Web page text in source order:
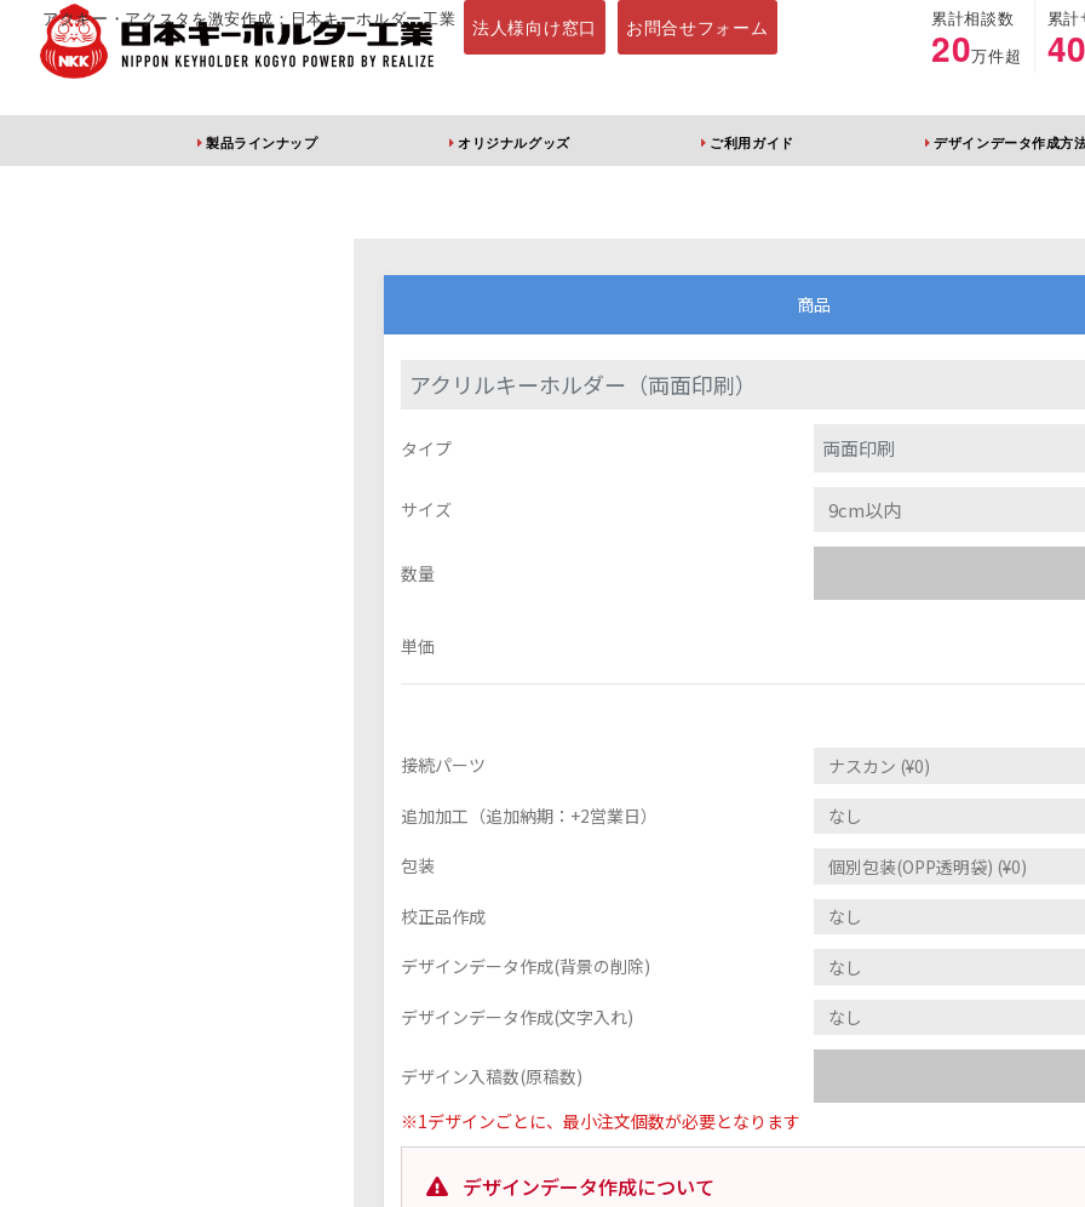
アクキー・アクスタを激安作成：日本キーホルダー工業 法人様向け窓口 お問合せフォーム 累計相談数
20万件超
累
製品ラインナップ オリジナルグッズ ご利用ガイド デザインデータ作成方
アクリルキーホルダー
アクリルスタンド 片
面印刷 無地台座
商品
アクリルキーホルダー（両面印刷）
タイプ 両面印刷
サイズ
数量
単価
接続パーツ
追加加工（追加納期：+2営業日）
包装
校正品作成
デザインデータ作成(背景の削除)
デザインデータ作成(文字入れ)
デザイン入稿数(原稿数)
※1デザインごとに、最小注文個数が必要となります
デザインデータ作成について